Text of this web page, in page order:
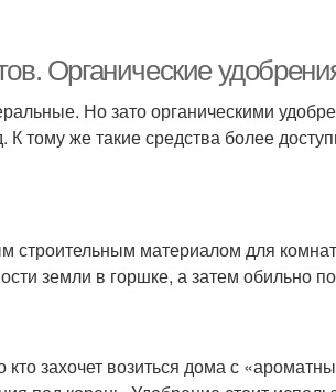
Органические
Но зато органическими
тому же такие средства более
строительным материалом для
земли в горшке, а затем обильно
захочет возиться дома с